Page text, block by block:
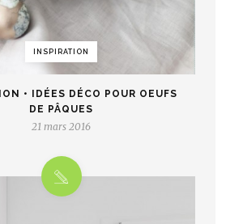
INSPIRATION
• IDÉES DÉCO POUR OEUFS
DE PÂQUES
21 mars 2016